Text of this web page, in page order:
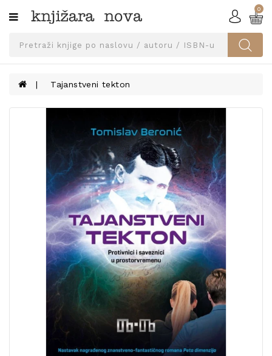
Kategorije
SVEUČILIŠNA
UDŽBENICI
KNJIGE
UDŽBENIKE!
KONTAKT
POSEBNA
0
Tajanstveni tekton